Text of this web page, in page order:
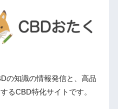
の知識の情報発信と、高品
るCBD特化サイトです。